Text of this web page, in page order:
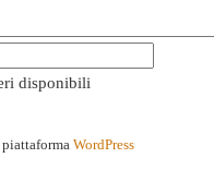
disponibili
piattaforma WordPress